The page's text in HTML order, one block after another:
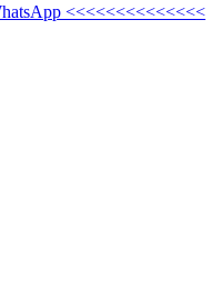
<<<<<<<<<<<<<<